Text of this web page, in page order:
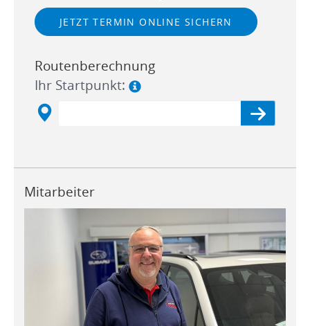
JETZT TERMIN ONLINE SICHERN
Routenberechnung
Ihr Startpunkt:
Mitarbeiter